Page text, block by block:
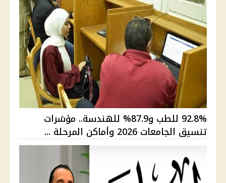
92.8% للطب و87.9% للهندسة.. مؤشرات
تنسيق الجامعات 2026 وأماكن المرحلة ...